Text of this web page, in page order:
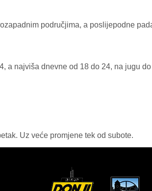
područjima, a poslijepodne
a najviša dnevne od 18 do 24, na jugu
Uz veće promjene tek od subote.